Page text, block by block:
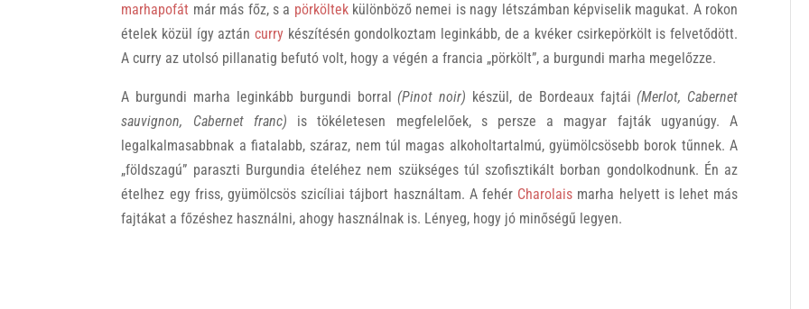
marhapofát már más főz, s a pörköltekkülönböző nemei is nagy létszámban képviselik magukat. A rokon
ételek közül így aztáncurry készítésén gondolkoztam leginkább, de a kvéker csirkepörkölt is felvetődött.
A curry az utolsó pillanatig befutó volt, hogy a végén a francia „pörkölt”, a burgundi marha megelőzze.
A burgundi marha leginkább burgundi borral (Pinot noir) készül, de Bordeaux fajtái (Merlot, Cabernet
sauvignon, Cabernet franc) is tökéletesen megfelelőek, s persze a magyar fajták ugyanúgy. A
legalkalmasabbnak a fiatalabb, száraz, nem túl magas alkoholtartalmú, gyümölcsösebb borok tűnnek. A
„földszagú” paraszti Burgundia ételéhez nem szükséges túl szofisztikált borban gondolkodnunk. Én az
ételhez egy friss, gyümölcsös szicíliai tájbort használtam. A fehér Charolais marha helyett is lehet más
fajtákat a főzéshez használni, ahogy használnak is. Lényeg, hogy jó minőségű legyen.